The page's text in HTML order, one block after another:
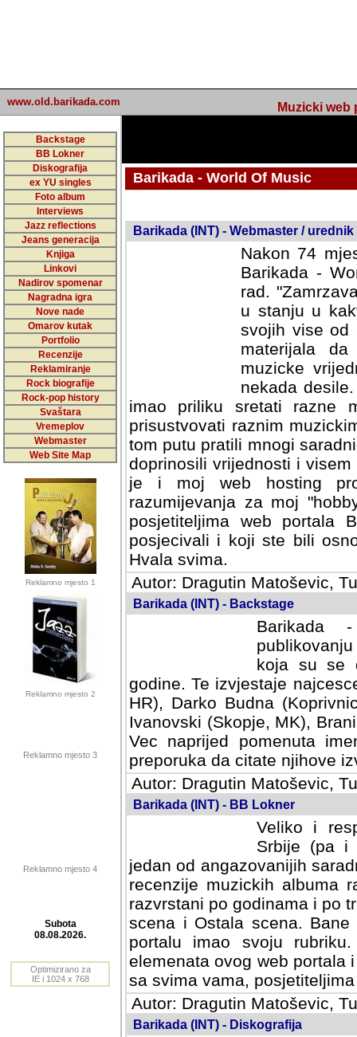
www.old.barikada.com Muzicki web
Backstage
BB Lokner
Diskografija
ex YU singles
Foto album
Interviews
Jazz reflections
Jeans generacija
Knjiga
Linkovi
Nadirov spomenar
Nagradna igra
Nove nade
Omarov kutak
Portfolio
Recenzije
Reklamiranje
Rock biografije
Rock-pop history
Svaštara
Vremeplov
Webmaster
Web Site Map
Reklamno mjesto 1
Reklamno mjesto 2
Reklamno mjesto 3
Reklamno mjesto 4
Barikada - World Of Music
Barikada (INT) - Webmaster / urednik
Nakon 74
Barikada -
rad.
u stanju u
svojih vise od
materijala
muzicke
nekada
imao priliku sretati razne
prisustvovati raznim
tom putu pratili mnogi
doprinosili vrijednosti i
je i moj web hosting
razumijevanja za moj
posjetiteljima web portala
posjecivali i koji ste bili
Hvala svima.
Autor: Dragutin Matoševic,
Barikada (INT) - Backstage
Barikada
koja su se
godine. Te izvjestaje
HR), Darko Budna
Ivanovski (Skopje, MK),
Vec naprijed pomenuta
preporuka da citate njihove
Autor: Dragutin Matoševic,
Barikada (INT) - BB Lokner
Veliko i
Srbije (pa i
jedan od angazovanijih
recenzije muzickih albuma
razvrstani po godinama i po
scena i Ostala scena.
portalu imao svoju
elemenata ovog web portala
sa svima vama,
Autor: Dragutin Matoševic,
Barikada (INT) - Diskografija